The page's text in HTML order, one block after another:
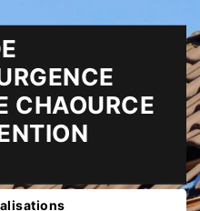
CHAOURCE